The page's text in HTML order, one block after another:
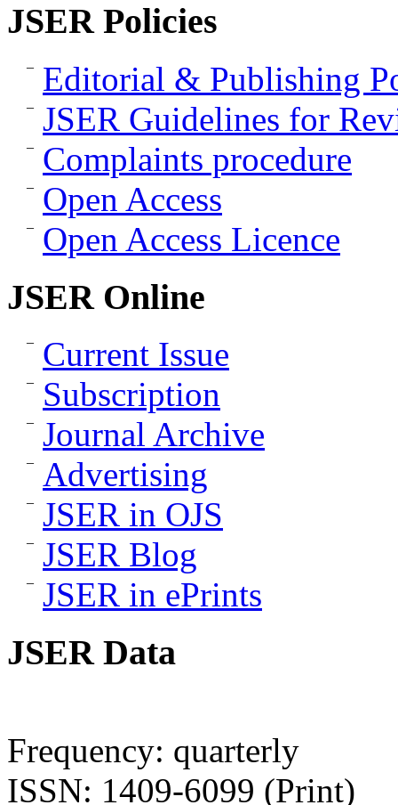
JSER Policies
Editorial & Publishing
JSER Guidelines for
Complaints procedure
Open Access
Open Access Licence
JSER Online
Current Issue
Subscription
Journal Archive
Advertising
JSER in OJS
JSER Blog
JSER in ePrints
JSER Data
Frequency: quarterly
ISSN: 1409-6099 (Print)